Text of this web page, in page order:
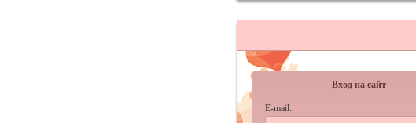
Вход на сайт
E-mail: